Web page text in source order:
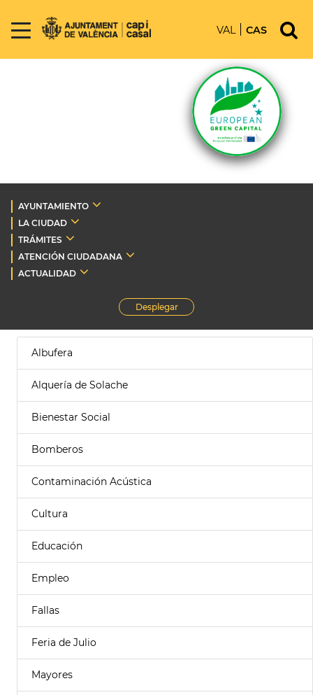
VAL CAS
AYUNTAMIENTO
LA CIUDAD
TRÁMITES
ATENCIÓN CIUDADANA
ACTUALIDAD
Desplegar
Albufera
Alquería de Solache
Bienestar Social
Bomberos
Contaminación Acústica
Cultura
Educación
Empleo
Fallas
Feria de Julio
Mayores